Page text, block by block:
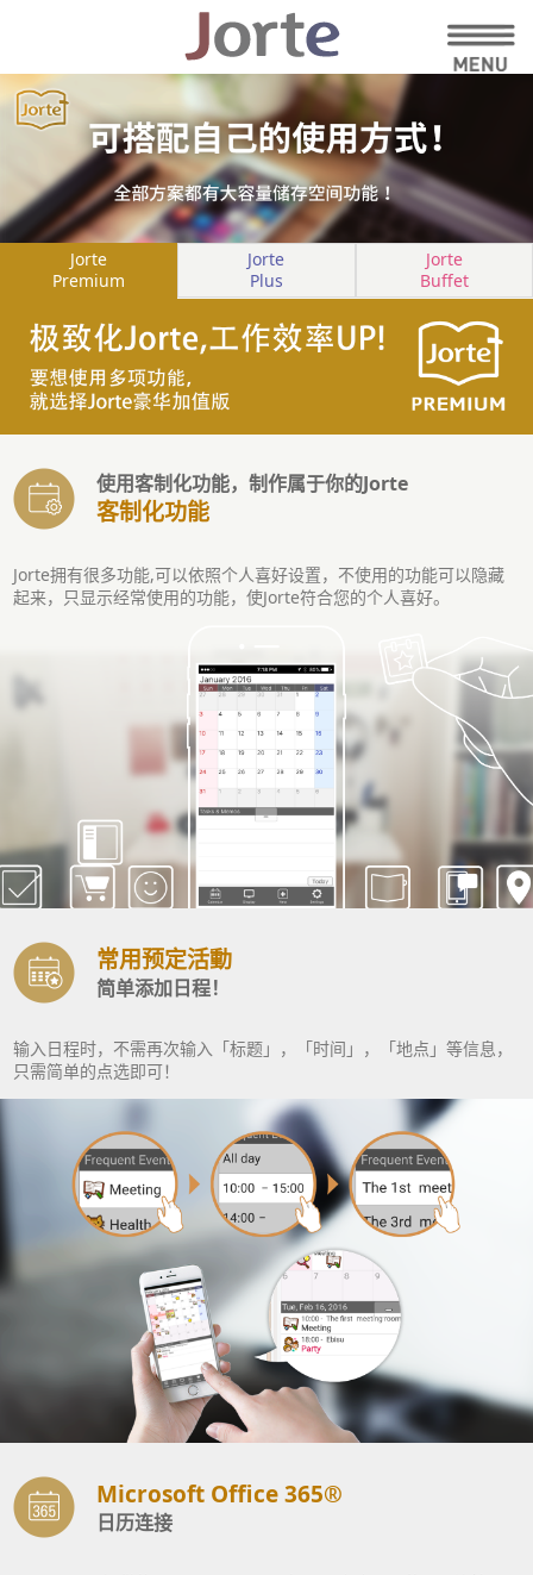
Jorte
Premium
Jorte
Plus
Jorte
Buffet
使用客制化功能，制作属于你的Jorte
客制化功能
Jorte拥有很多功能,可以依照个人喜好设置，不使用的功能可以隐藏
起来，只显示经常使用的功能，使Jorte符合您的个人喜好。
常用预定活動
简单添加日程！
输入日程时，不需再次输入「标题」，「时间」，「地点」等信息，
只需简单的点选即可！
Microsoft Office 365®
日历连接